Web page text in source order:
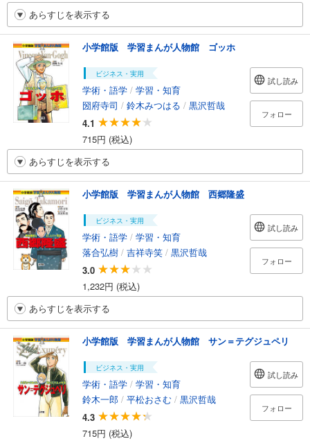
あらすじを表示する
小学館版 学習まんが人物館 ゴッホ
ビジネス・実用
学術・語学 / 学習・知育
圀府寺司 / 鈴木みつはる / 黒沢哲哉
4.1
715円 (税込)
試し読み
フォロー
あらすじを表示する
小学館版 学習まんが人物館 西郷隆盛
ビジネス・実用
学術・語学 / 学習・知育
落合弘樹 / 吉祥寺笑 / 黒沢哲哉
3.0
1,232円 (税込)
試し読み
フォロー
あらすじを表示する
小学館版 学習まんが人物館 サン＝テグジュペリ
ビジネス・実用
学術・語学 / 学習・知育
鈴木一郎 / 平松おさむ / 黒沢哲哉
4.3
715円 (税込)
試し読み
フォロー